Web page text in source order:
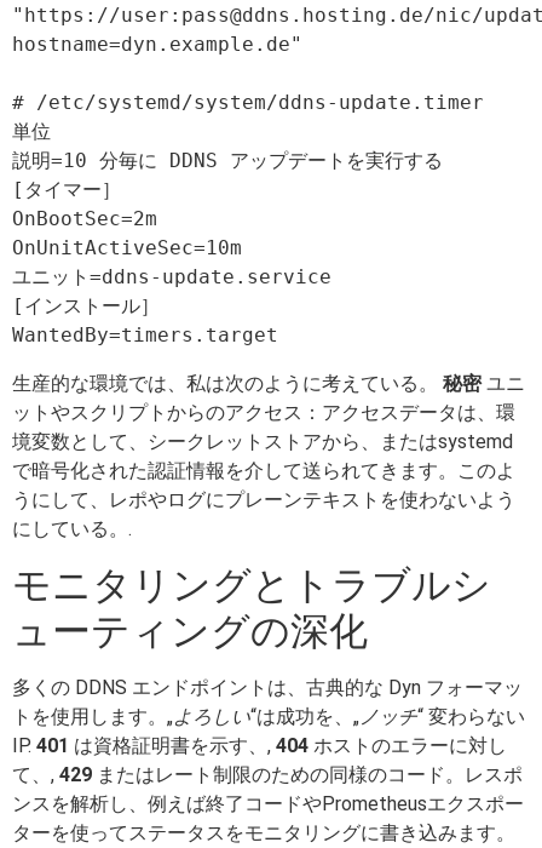
"https://user: pass@ddns.hosting.de/nic/
hostname=dyn.example.de"
# /etc/systemd/system/ddns-update.timer
単位
説明=10 分毎に DDNS アップデートを実行する
[タイマー］
OnBootSec=2m
OnUnitActiveSec=10m
ユニット=ddns-update.service
[インストール］
生産的な環境では、私は次のように考えている。 秘密ユニ
ットやスクリプトからのアクセス：アクセスデータは、環
境変数として、シークレットストアから、またはsystemd
で暗号化された認証情報を介して送られてきます。このよ
うにして、レポやログにプレーンテキストを使わないよう
にしている。.
モニタリングとトラブルシ
ューティングの深化
多くの DDNS エンドポイントは、古典的な Dyn フォーマッ
トを使用します。„よろしい“は成功を、„ ノッチ“ 変わらない
IP. 401 は資格証明書を示す、, 404 ホストのエラーに対し
て、, 429 またはレート制限のための同様のコード。レスポ
ンスを解析し、例えば終了コードやPrometheusエクスポー
ターを使ってステータスをモニタリングに書き込みます。